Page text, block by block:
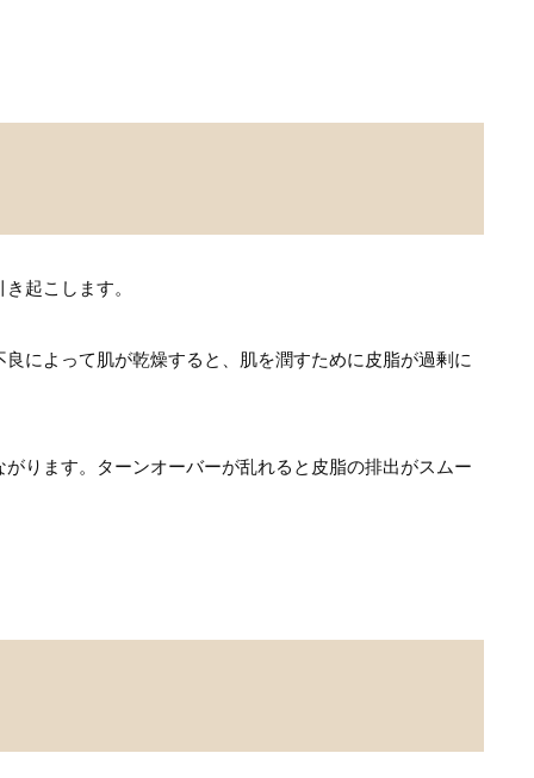
起こします。
によって肌が乾燥すると、肌を潤すために皮脂が過剰に
ります。ターンオーバーが乱れると皮脂の排出がスムー